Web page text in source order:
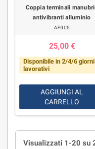
Coppia terminali
antivibranti alluminio
AF005
25,00 €
Disponibile in 2/4/6 giorni
lavorativi
AGGIUNGI AL
CARRELLO
Visualizzati 1-20 su